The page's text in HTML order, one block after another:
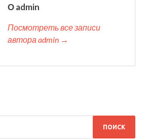
О admin
Посмотреть все записи
автора admin →